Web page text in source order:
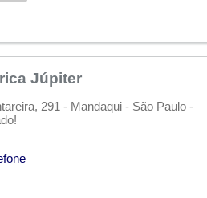
Júpiter
291 - Mandaqui - São Paulo -